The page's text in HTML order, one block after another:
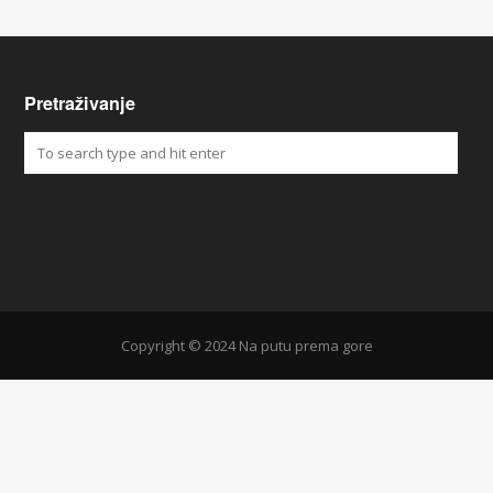
Pretraživanje
Copyright © 2024 Na putu prema gore